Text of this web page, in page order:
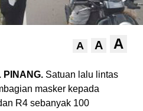
A A A
PINANG. Satuan lalu lintas
masker kepada
R4 sebanyak 100